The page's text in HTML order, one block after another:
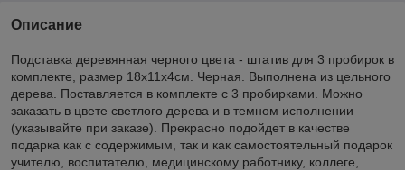
Описание
Подставка деревянная черного цвета - штатив для 3 пробирок в
комплекте, размер 18х11х4см. Черная. Выполнена из цельного
дерева. Поставляется в комплекте с 3 пробирками. Можно
заказать в цвете светлого дерева и в темном исполнении
(указывайте при заказе). Прекрасно подойдет в качестве
подарка как с содержимым, так и как самостоятельный подарок
учителю, воспитателю, медицинскому работнику, коллеге,